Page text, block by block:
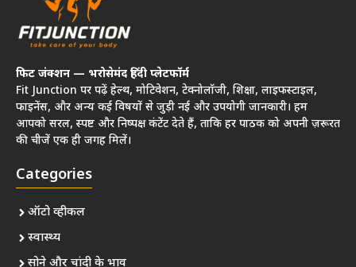
फिट जंक्शन — भरोसेमंद हिंदी प्लेटफॉर्म
Fit Junction पर पढ़ें हेल्थ, मोटिवेशन, टेक्नोलॉजी, शिक्षा, लाइफस्टाइल,
फाइनेंस, और अन्य कई विषयों से जुड़ी नई और उपयोगी जानकारी। हम
आपको सरल, स्पष्ट और निष्पक्ष कंटेंट देते हैं, ताकि हर पाठक को अपनी ज़रूरत
की चीजें एक ही जगह मिलें।
Categories
ऑटो व्हीकल
स्वास्थ्य
सोने और चांदी के भाव